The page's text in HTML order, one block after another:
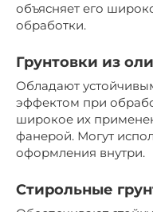
объясняет его
обработки.
Грунтовки из
Обладают
эффектом при
широкое их
фанерой. Могут
оформления внутри.
Стирольные